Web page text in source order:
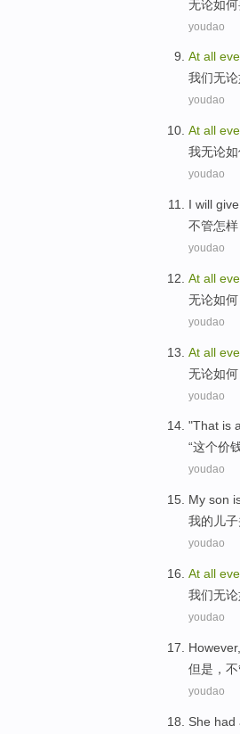
无论如何
youdao
At all
我们无论
youdao
At all
我无论
youdao
I will give
不管怎样
youdao
At all
无论如何
youdao
At all
无论如何
youdao
"That is
“这个价
youdao
My son
我的 儿子
youdao
At all
我们无论
youdao
However,
但是 ，
youdao
She had